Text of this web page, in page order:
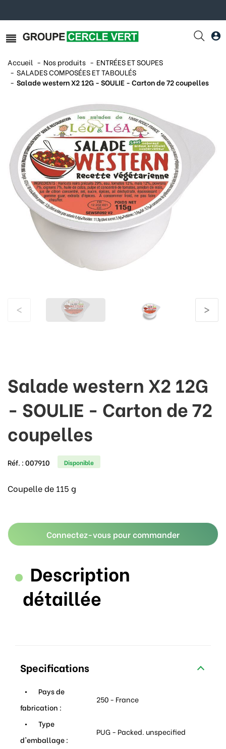
Accueil Nos produits
ENTRÉES ET SOUPES
SALADES COMPOSÉES ET TABOULÉS
Salade western X2 12G - SOULIE - Carton de 72 coupelles
< >
Salade western X2 12G
- SOULIE - Carton de 72
coupelles
Réf. :007910 Disponible
Coupelle de 115 g
Connectez-vous pour commander
Description
détaillée
Specifications
Pays de
fabrication :
250 - France
Type
d'emballage :
PUG - Packed. unspecified